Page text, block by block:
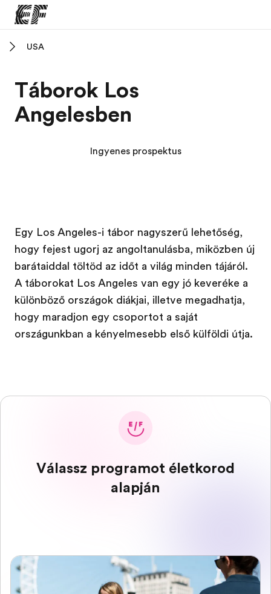
EF programok
Az összes EF program megtekintése
Karrier
Dolgozz velünk!
USA
Táborok Los
Angelesben
Ingyenes prospektus
Egy Los Angeles-i tábor nagyszerű lehetőség,
hogy fejest ugorj az angoltanulásba, miközben új
barátaiddal töltöd az időt a világ minden tájáról.
A táborokat Los Angeles van egy jó keveréke a
különböző országok diákjai, illetve megadhatja,
hogy maradjon egy csoportot a saját
országunkban a kényelmesebb első külföldi útja.
Válassz programot életkorod
alapján